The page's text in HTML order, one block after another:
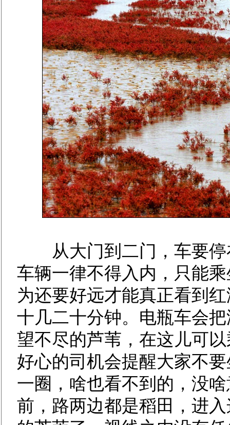
从大门到二门，车要停
车辆一律不得入内，只能
为还要好远才能真正看到
十几二十分钟。电瓶车会
望不尽的芦苇，在这儿可
好心的司机会提醒大家不
一圈，啥也看不到的，没
前，路两边都是稻田，进